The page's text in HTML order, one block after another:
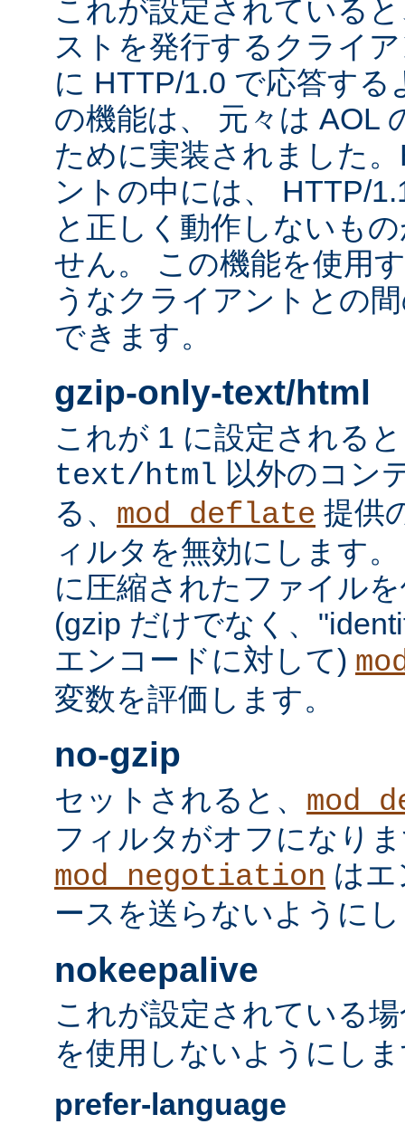
これが設定されている
ストを発行するクライ
に HTTP/1.0 で応答す
の機能は、 元々は AOL
ために実装されました
ントの中には、 HTTP/
と正しく動作しないも
せん。 この機能を使用
うなクライアントとの
できます。
gzip-only-text/html
これが 1 に設定される
text/html 以外のコン
る、 mod_deflate 提供
ィルタを無効にします
に圧縮されたファイル
(gzip だけでなく、
エンコードに対して)
変数を評価します。
no-gzip
セットされると、
フィルタがオフになり
mod_negotiation は
ースを送らないように
nokeepalive
これが設定されている
を使用しないようにし
prefer-language